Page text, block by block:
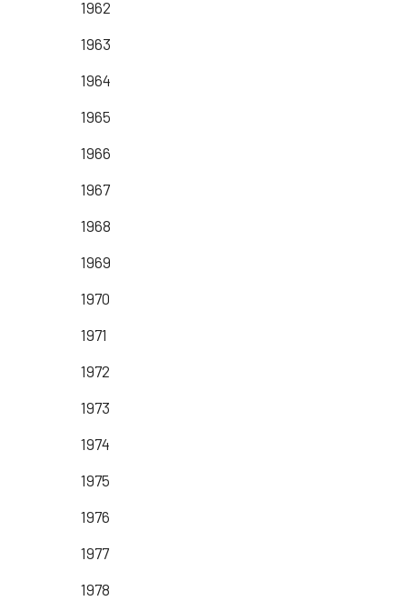
1962
1963
1964
1965
1966
1967
1968
1969
1970
1971
1972
1973
1974
1975
1976
1977
1978